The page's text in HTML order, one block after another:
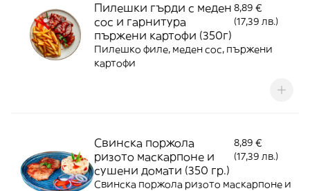
Пилешки гърди с меден
сос и гарнитура
пържени картофи (350г)
8,89 €
(17,39 лв.)
Пилешко филе, меден сос, пържени
картофи
Свинска поржола
ризото маскарпоне и
сушени домати (350 гр.)
8,89 €
(17,39 лв.)
Свинска поржола ризото маскарпоне и